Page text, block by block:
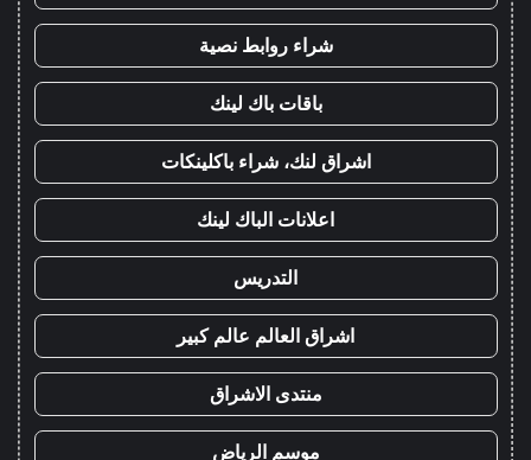
شراء روابط نصية
باقات باك لينك
اشراق لنك، شراء باكلينكات
اعلانات الباك لينك
التدريس
اشراق العالم عالم كبير
منتدى الاشراق
موسم الرياض